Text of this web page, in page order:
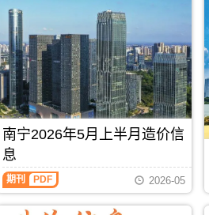
上
思
县;
主
办：
防
城
港
建
设
标
准
工
程
息
布，
当
前
贺
州
造
价
信
息
每
月
一
期
（防
城
港
建
设
工
程
造
价
信
息）
期
刊，
由
防
南宁2026年5月上半月造价信
息
南
宁
期刊 PDF 2026-05